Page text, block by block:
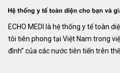
ECHO MEDI là hệ thống y tế toàn
tôi tiên phong tại Việt Nam trong
đình” của các nước tiên tiến trên thế